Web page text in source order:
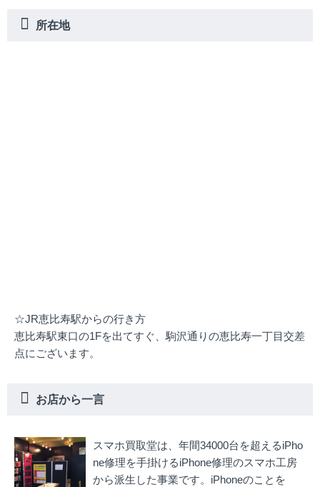
所在地
☆JR恵比寿駅からの行き方
恵比寿駅東口の1Fを出てすぐ、駒沢通りの恵比寿一丁目交差
点にございます。
お店から一言
スマホ買取堂は、年間34000台を超えるiPho
ne修理を手掛けるiPhone修理のスマホ工房
から派生した事業です。iPhoneのことを